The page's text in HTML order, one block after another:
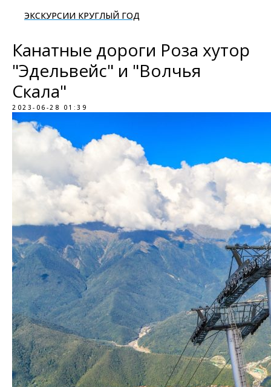
ЭКСКУРСИИ КРУГЛЫЙ ГОД
Канатные дороги Роза хутор
"Эдельвейс" и "Волчья
Скала"
2023-06-28 01:39